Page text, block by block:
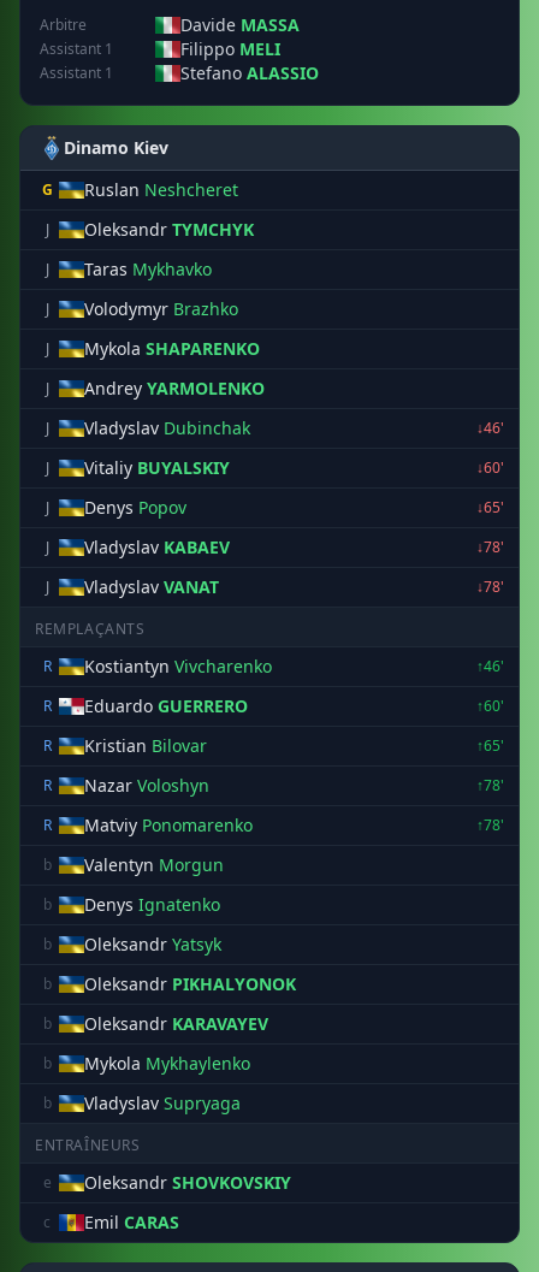
Arbitre
Davide MASSA
Assistant 1 Filippo MELI
Assistant 1 Stefano ALASSIO
Dinamo Kiev
G Ruslan Neshcheret
J Oleksandr TYMCHYK
J Taras Mykhavko
J Volodymyr Brazhko
J Mykola SHAPARENKO
J Andrey YARMOLENKO
J Vladyslav Dubinchak
↓46'
J
Vitaliy BUYALSKIY
↓60'
J
Denys Popov
↓65'
J
Vladyslav KABAEV
↓78'
J
Vladyslav VANAT ↓78'
REMPLAÇANTS
R
Kostiantyn Vivcharenko
↑46'
R
Eduardo GUERRERO
↑60'
R
Kristian Bilovar
↑65'
R
Nazar Voloshyn
↑78'
R
Matviy Ponomarenko
↑78'
b
Valentyn Morgun
b Denys Ignatenko
b Oleksandr Yatsyk
b Oleksandr PIKHALYONOK
b Oleksandr KARAVAYEV
b Mykola Mykhaylenko
b Vladyslav Supryaga
ENTRAÎNEURS
e
Oleksandr SHOVKOVSKIY
c Emil CARAS